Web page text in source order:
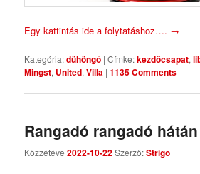
Egy kattintás ide a folytatáshoz…. →
Kategória:dühöngő |Címke:kezdőcsapat,
Mingst, United,Villa |1135 Comments
Rangadó rangadó hátán
Közzétéve2022-10-22Szerző:Strigo